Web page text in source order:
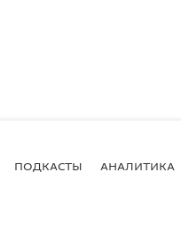
ПОДКАСТЫ АНАЛИТИКА